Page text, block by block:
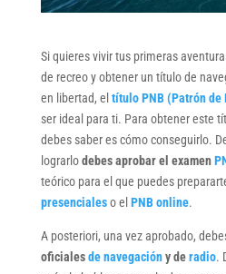
Si quieres vivir tus primeras
de recreo y obtener un título de
en libertad, el título PNB (Patrón de
ser ideal para ti. Para obtener este
debes saber es cómo conseguirlo.
lograrlodebes aprobar el examen
teórico para el que puedes
presencialeso el PNB online.
A posteriori, una vez aprobado,
oficialesde navegacióny deradio.